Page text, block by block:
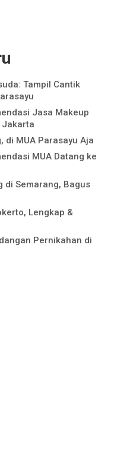
Tampil Cantik
Jasa Makeup
Jakarta
di MUA Parasayu Aja
MUA Datang ke
di Semarang, Bagus
Lengkap &
Pernikahan di